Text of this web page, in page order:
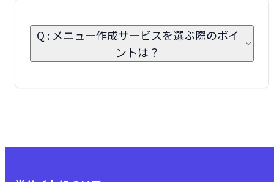
Q : メニュー作成サービスを選ぶ際のポイ
ントは？